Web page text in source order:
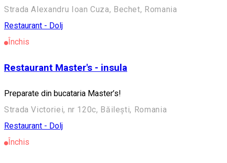
Strada Alexandru Ioan Cuza, Bechet, Romania
Restaurant - Dolj
Închis
Restaurant Master's - insula
Preparate din bucataria Master’s!
Strada Victoriei, nr 120c, Băilești, Romania
Restaurant - Dolj
Închis